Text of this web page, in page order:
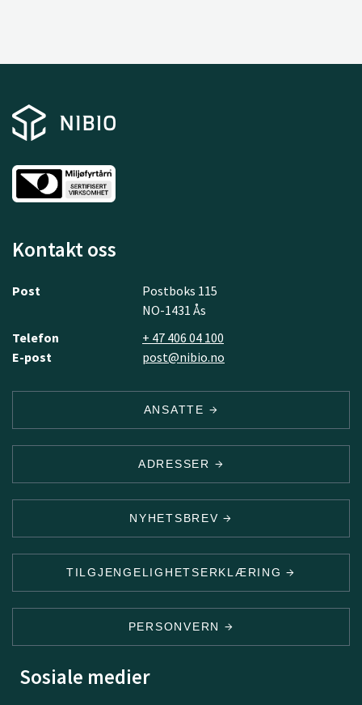
Kontakt oss
Post
Postboks 115
NO-1431 Ås
Telefon
+ 47 406 04 100
E-post
post@nibio.no
ANSATTE
ADRESSER
NYHETSBREV
TILGJENGELIGHETSERKLÆRING
PERSONVERN
Sosiale medier